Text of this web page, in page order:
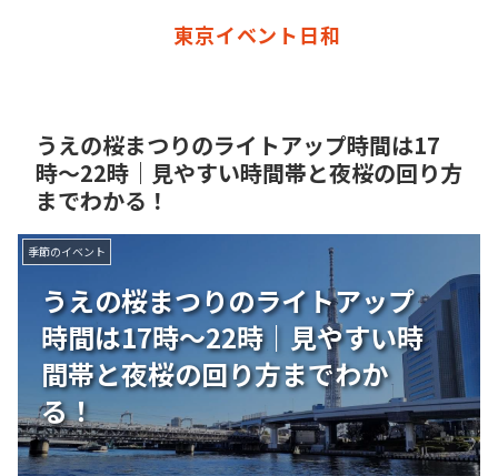
東京イベント日和
うえの桜まつりのライトアップ時間は17
時〜22時｜見やすい時間帯と夜桜の回り方
までわかる！
うえの桜まつりのライトアップ
時間は17時〜22時｜見やすい時
間帯と夜桜の回り方までわか
る！
季節のイベント